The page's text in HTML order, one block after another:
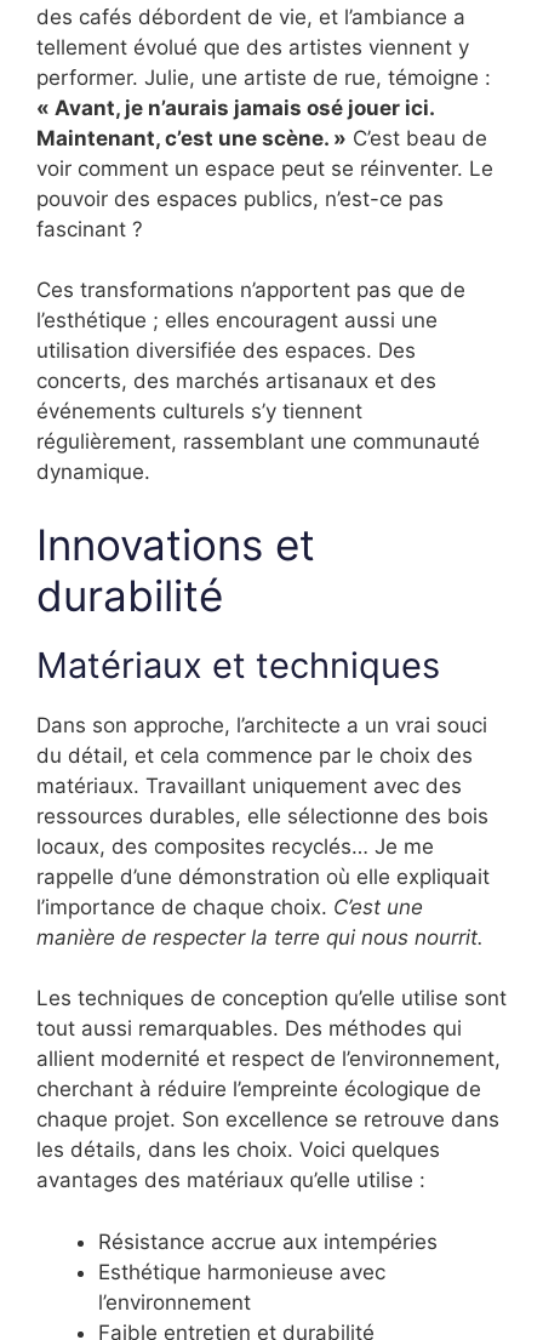
des cafés débordent de vie, et l’ambiance a
tellement évolué que des artistes viennent y
performer. Julie, une artiste de rue, témoigne :
« Avant, je n’aurais jamais osé jouer ici.
Maintenant, c’est une scène. » C’est beau de
voir comment un espace peut se réinventer. Le
pouvoir des espaces publics, n’est-ce pas
fascinant ?
Ces transformations n’apportent pas que de
l’esthétique ; elles encouragent aussi une
utilisation diversifiée des espaces. Des
concerts, des marchés artisanaux et des
événements culturels s’y tiennent
régulièrement, rassemblant une communauté
dynamique.
Innovations et
durabilité
Matériaux et techniques
Dans son approche, l’architecte a un vrai souci
du détail, et cela commence par le choix des
matériaux. Travaillant uniquement avec des
ressources durables, elle sélectionne des bois
locaux, des composites recyclés… Je me
rappelle d’une démonstration où elle expliquait
l’importance de chaque choix. C’est une
manière de respecter la terre qui nous nourrit.
Les techniques de conception qu’elle utilise sont
tout aussi remarquables. Des méthodes qui
allient modernité et respect de l’environnement,
cherchant à réduire l’empreinte écologique de
chaque projet. Son excellence se retrouve dans
les détails, dans les choix. Voici quelques
avantages des matériaux qu’elle utilise :
Résistance accrue aux intempéries
Esthétique harmonieuse avec
l’environnement
Faible entretien et durabilité